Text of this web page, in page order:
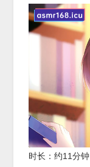
时长：约11分钟